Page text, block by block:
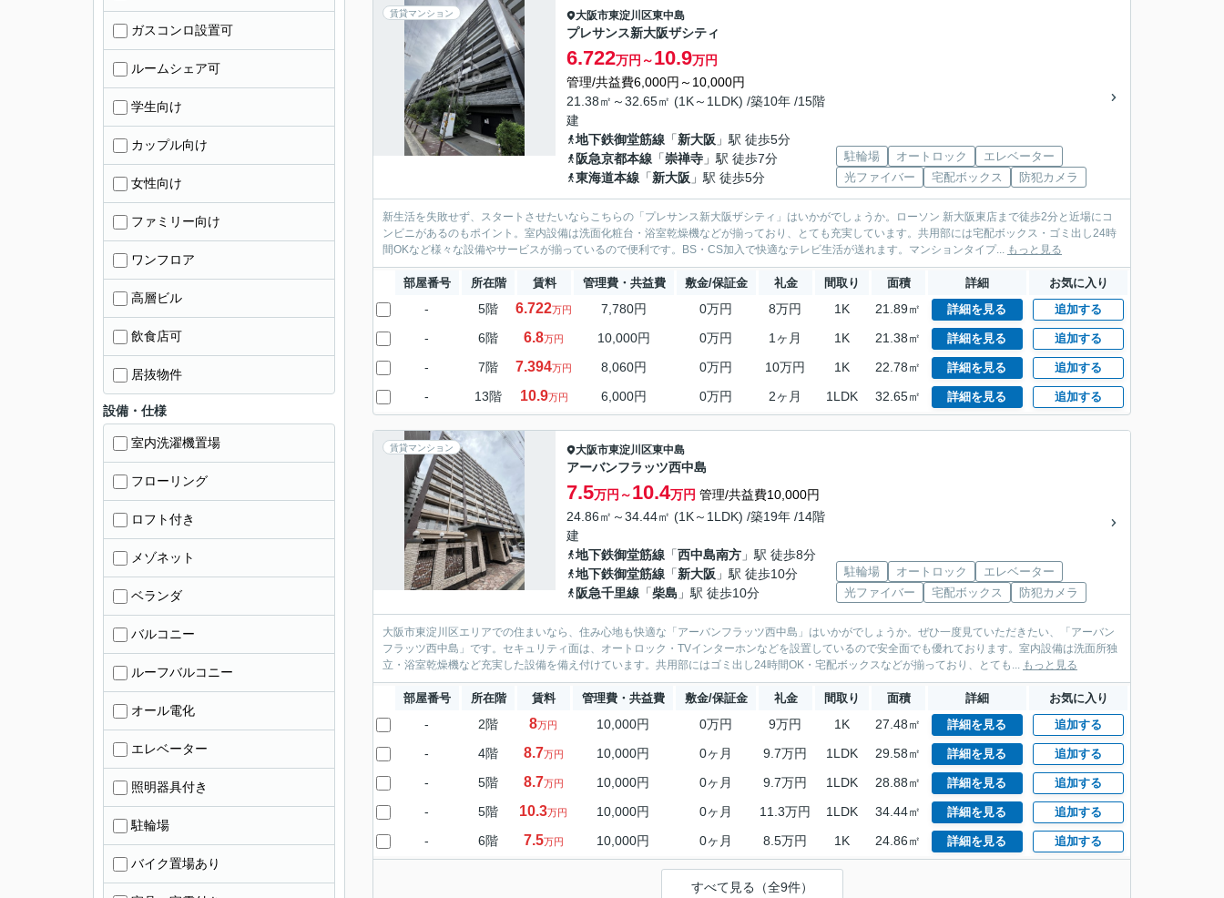
賃貸マンション 大阪市東淀川区東中島
プレサンス新大阪ザシティ
6.722万円～10.9万円
管理/共益費6,000円～10,000円
21.38㎡～32.65㎡ (1K～1LDK) /築10年 /15階
建
地下鉄御堂筋線 「新大阪 」駅 徒歩5分
阪急京都本線 「崇禅寺 」駅 徒歩7分
東海道本線 「新大阪 」駅 徒歩5分
駐輪場 オートロック
エレベーター
光ファイバー
宅配ボックス 防犯カメラ
新生活を失敗せず、スタートさせたいならこちらの「プレサンス新大阪ザシティ」はいかがでしょうか。ローソン 新大阪東店まで徒歩2分と近場にコ
ンビニがあるのもポイント。室内設備は洗面化粧台・浴室乾燥機などが揃っており、とても充実しています。共用部には宅配ボックス・ゴミ出し24時
間OKなど様々な設備やサービスが揃っているので便利です。BS・CS加入で快適なテレビ生活が送れます。マンションタイプ... もっと見る
部屋番号 所在階 賃料 管理費・共益費 敷金/保証金 礼金 間取り 面積 詳細 お気に入り
- 5階 6.722万円 7,780円 0万円 8万円 1K 21.89㎡ 詳細を見る 追加する
- 6階 6.8万円 10,000円 0万円 1ヶ月 1K 21.38㎡ 詳細を見る 追加する
- 7階 7.394万円 8,060円 0万円 10万円 1K 22.78㎡ 詳細を見る 追加する
- 13階 10.9万円 6,000円 0万円 2ヶ月 1LDK 32.65㎡ 詳細を見る 追加する
賃貸マンション 大阪市東淀川区東中島
アーバンフラッツ西中島
7.5万円～10.4万円 管理/共益費10,000円
24.86㎡～34.44㎡ (1K～1LDK) /築19年 /14階
建
地下鉄御堂筋線 「西中島南方 」駅 徒歩8分
地下鉄御堂筋線 「新大阪 」駅 徒歩10分
阪急千里線 「柴島 」駅 徒歩10分
駐輪場 オートロック
エレベーター
光ファイバー
宅配ボックス 防犯カメラ
大阪市東淀川区エリアでの住まいなら、住み心地も快適な「アーバンフラッツ西中島」はいかがでしょうか。ぜひ一度見ていただきたい、「アーバン
フラッツ西中島」です。セキュリティ面は、オートロック・TVインターホンなどを設置しているので安全面でも優れております。室内設備は洗面所独
立・浴室乾燥機など充実した設備を備え付けています。共用部にはゴミ出し24時間OK・宅配ボックスなどが揃っており、とても... もっと見る
部屋番号 所在階 賃料 管理費・共益費 敷金/保証金 礼金 間取り 面積 詳細 お気に入り
- 2階 8万円 10,000円 0万円 9万円 1K 27.48㎡ 詳細を見る 追加する
- 4階 8.7万円 10,000円 0ヶ月 9.7万円 1LDK 29.58㎡ 詳細を見る 追加する
- 5階 8.7万円 10,000円 0ヶ月 9.7万円 1LDK 28.88㎡ 詳細を見る 追加する
- 5階 10.3万円 10,000円 0ヶ月 11.3万円 1LDK 34.44㎡ 詳細を見る 追加する
- 6階 7.5万円 10,000円 0ヶ月 8.5万円 1K 24.86㎡ 詳細を見る 追加する
すべて見る（全9件）
ガスコンロ設置可
ルームシェア可
学生向け
カップル向け
女性向け
ファミリー向け
ワンフロア
高層ビル
飲食店可
居抜物件
設備・仕様
室内洗濯機置場
フローリング
ロフト付き
メゾネット
ベランダ
バルコニー
ルーフバルコニー
オール電化
エレベーター
照明器具付き
駐輪場
バイク置場あり